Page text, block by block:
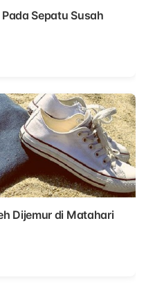
Sepatu Susah
Dijemur di Matahari